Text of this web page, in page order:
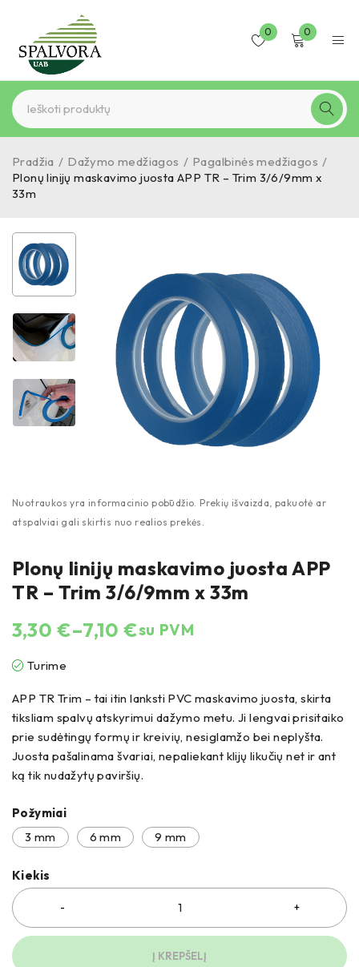
0 0
Pradžia / Dažymo medžiagos / Pagalbinės medžiagos /
Plonų linijų maskavimo juosta APP TR – Trim 3/6/9mm x
33m
Plonų linijų maskavimo juosta APP
TR – Trim 3/6/9mm x 33m
3,30 €–7,10€su PVM
Turime
APP TR Trim – tai itin lanksti PVC maskavimo juosta, skirta
tiksliam spalvų atskyrimui dažymo metu. Ji lengvai prisitaiko
prie sudėtingų formų ir kreivių, nesiglamžo bei neplyšta.
Juosta pašalinama švariai, nepaliekant klijų likučių net ir ant
ką tik nudažytų paviršių.
Požymiai
3 mm
6 mm 9 mm
Kiekis
Į KREPŠELĮ